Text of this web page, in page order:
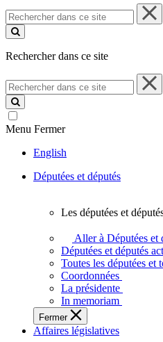
Rechercher
dans
ce
Rechercher dans ce site
Rechercher
dans
ce
site
Menu Fermer
English
Députées et députés
députées
députés
vous
représentent
sein
de
l'Assemblée
Les députées et
Aller à Députées et
Députées et députés
Toutes les députées et
Coordonnées
La présidente
In memoriam
Fermer
Affaires législatives